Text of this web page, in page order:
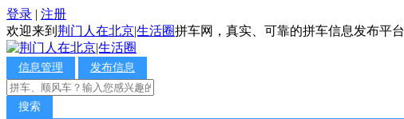
登录 | 注册
欢迎来到 荆门人在北京|生活圈拼车网，真实、可靠的拼车信息发布平台
信息管理 发布信息
搜索